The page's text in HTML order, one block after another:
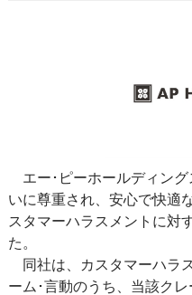
エー･ピーホールディング
いに尊重され、安心で快適
スタマーハラスメントに対
た。
同社は、カスタマーハラ
ーム･言動のうち、当該ク